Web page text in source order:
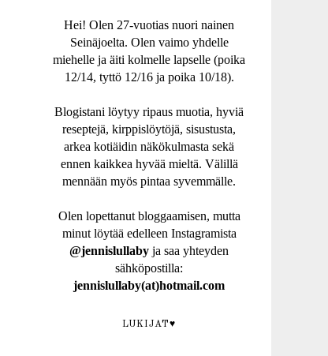
Hei! Olen 27-vuotias nuori nainen
Seinäjoelta. Olen vaimo yhdelle
miehelle ja äiti kolmelle lapselle (poika
12/14, tyttö 12/16 ja poika 10/18).
Blogistani löytyy ripaus muotia, hyviä
reseptejä, kirppislöytöjä, sisustusta,
arkea kotiäidin näkökulmasta sekä
ennen kaikkea hyvää mieltä. Välillä
mennään myös pintaa syvemmälle.
Olen lopettanut bloggaamisen, mutta
minut löytää edelleen Instagramista
@jennislullaby ja saa yhteyden
sähköpostilla:
jennislullaby(at)hotmail.com
LUKIJAT♥